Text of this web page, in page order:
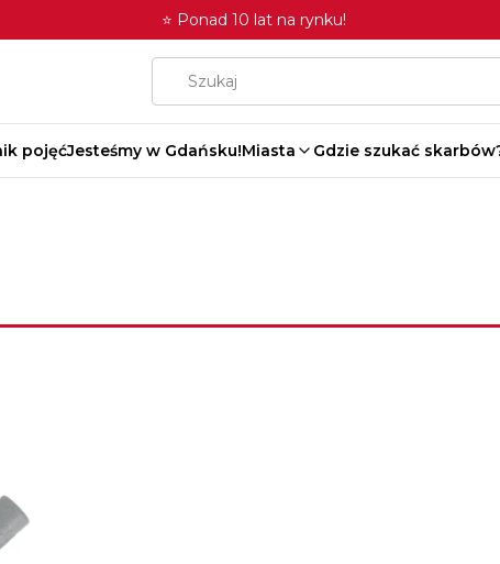
⭐ Ponad 10 lat na rynku!
pojęćJesteśmy w Gdańsku!Miasta Gdzie szukać